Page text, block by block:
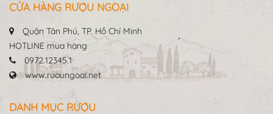
CỬA HÀNG RƯỢU NGOẠI
Quận Tân Phú, TP. Hồ Chí Minh
HOTLINE mua hàng
0972.12345.1
www.ruoungoai.net
DANH MỤC RƯỢU